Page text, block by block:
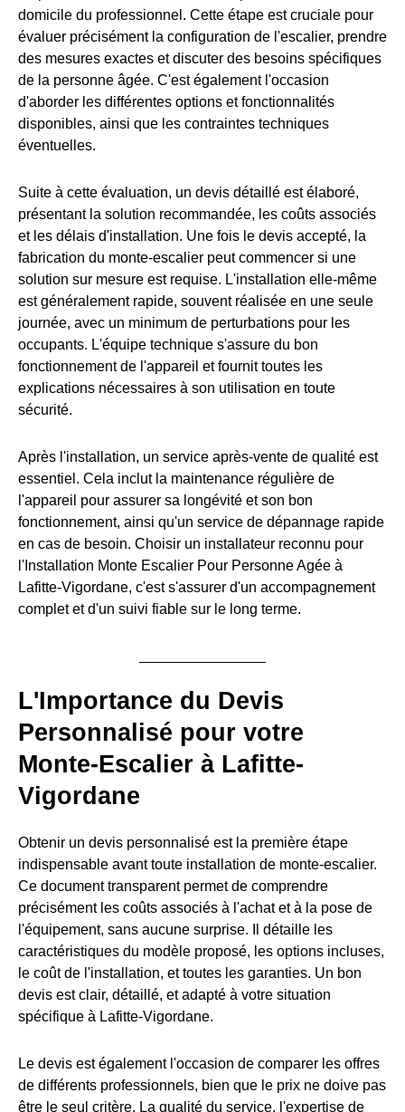
domicile du professionnel. Cette étape est cruciale pour
évaluer précisément la configuration de l'escalier, prendre
des mesures exactes et discuter des besoins spécifiques
de la personne âgée. C'est également l'occasion
d'aborder les différentes options et fonctionnalités
disponibles, ainsi que les contraintes techniques
éventuelles.
Suite à cette évaluation, un devis détaillé est élaboré,
présentant la solution recommandée, les coûts associés
et les délais d'installation. Une fois le devis accepté, la
fabrication du monte-escalier peut commencer si une
solution sur mesure est requise. L'installation elle-même
est généralement rapide, souvent réalisée en une seule
journée, avec un minimum de perturbations pour les
occupants. L'équipe technique s'assure du bon
fonctionnement de l'appareil et fournit toutes les
explications nécessaires à son utilisation en toute
sécurité.
Après l'installation, un service après-vente de qualité est
essentiel. Cela inclut la maintenance régulière de
l'appareil pour assurer sa longévité et son bon
fonctionnement, ainsi qu'un service de dépannage rapide
en cas de besoin. Choisir un installateur reconnu pour
l'Installation Monte Escalier Pour Personne Agée à
Lafitte-Vigordane, c'est s'assurer d'un accompagnement
complet et d'un suivi fiable sur le long terme.
L'Importance du Devis
Personnalisé pour votre
Monte-Escalier à Lafitte-
Vigordane
Obtenir un devis personnalisé est la première étape
indispensable avant toute installation de monte-escalier.
Ce document transparent permet de comprendre
précisément les coûts associés à l'achat et à la pose de
l'équipement, sans aucune surprise. Il détaille les
caractéristiques du modèle proposé, les options incluses,
le coût de l'installation, et toutes les garanties. Un bon
devis est clair, détaillé, et adapté à votre situation
spécifique à Lafitte-Vigordane.
Le devis est également l'occasion de comparer les offres
de différents professionnels, bien que le prix ne doive pas
être le seul critère. La qualité du service, l'expertise de